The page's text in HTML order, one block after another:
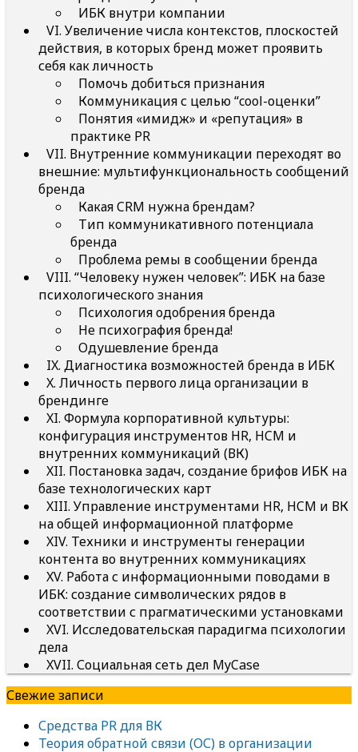
ИБК внутри компании
VI. Увеличение числа контекстов, плоскостей
действия, в которых бренд может проявить
себя как личность
Помочь добиться признания
Коммуникация с целью “cool-оценки”
Понятия «имидж» и «репутация» в
практике PR
VII. Внутренние коммуникации переходят во
внешние: мультифункциональность сообщений
бренда
Какая CRM нужна брендам?
Тип коммуникативного потенциала
бренда
Проблема ремы в сообщении бренда
VIII. “Человеку нужен человек”: ИБК на базе
психологического знания
Психология одобрения бренда
Не психография бренда!
Одушевление бренда
IX. Диагностика возможностей бренда в ИБК
X. Личность первого лица организации в
брендинге
XI. Формула корпоративной культуры:
конфигурация инструментов HR, HCM и
внутренних коммуникаций (ВК)
XII. Постановка задач, создание брифов ИБК на
базе технологических карт
XIII. Управление инструментами HR, HCM и ВК
на общей информационной платформе
XIV. Техники и инструменты генерации
контента во внутренних коммуникациях
XV. Работа с информационными поводами в
ИБК: создание символических рядов в
соответствии с прагматическими установками
XVI. Исследовательская парадигма психологии
дела
XVII. Социальная сеть дел MyCase
Свежие записи
Средства PR для ВК
Теория обратной связи (ОС) в организации